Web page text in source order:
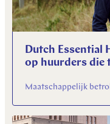
Dutch Essential
op huurders die
Maatschappelijk